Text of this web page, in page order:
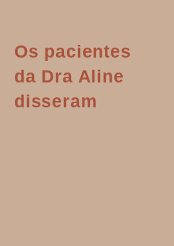
Os pacientes
da Dra Aline
disseram